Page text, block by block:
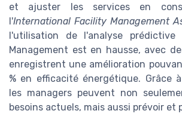
et ajuster les services en
l'International Facility Management
l'utilisation de l'analyse
Management est en hausse, avec
enregistrent une amélioration
% en efficacité énergétique. Grâce
les managers peuvent non
besoins actuels, mais aussi prévoir et